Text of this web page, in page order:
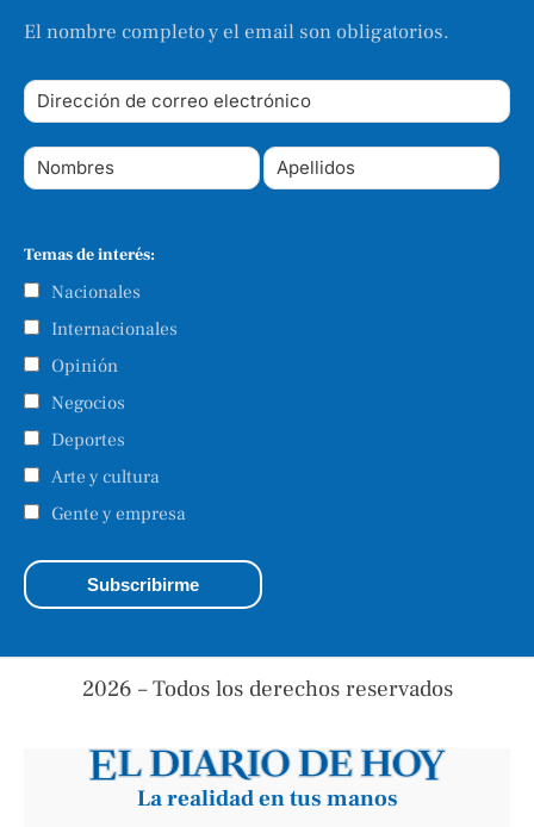
El nombre completo y el email son obligatorios.
Temas de interés:
Nacionales
Internacionales
Opinión
Negocios
Deportes
Arte y cultura
Gente y empresa
2026 – Todos los derechos reservados
La realidad en tus manos